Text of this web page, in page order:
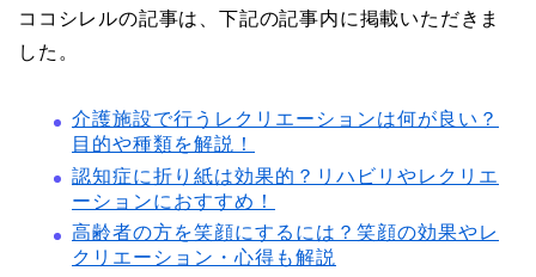
ココシレルの記事は、下記の記事内に掲載いただきま
した。
介護施設で行うレクリエーションは何が良い？
目的や種類を解説！
認知症に折り紙は効果的？リハビリやレクリエ
ーションにおすすめ！
高齢者の方を笑顔にするには？笑顔の効果やレ
クリエーション・心得も解説